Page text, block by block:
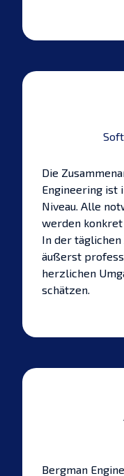
Die
Engineering ist
Niveau. Alle
werden
In der
äußerst
herzlichen
schätzen.
Bergman